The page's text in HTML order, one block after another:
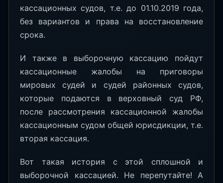
кассационных судов, т.е. до 01.10.2019 года,
без вариантов и права на восстановление
срока.
И также в выборочную кассацию пойдут
кассационные жалобы на приговоры
мировых судей и судей районных судов,
которые подаются в верховный суд РФ,
после рассмотрения кассационной жалобы
кассационным судом общей юрисдикции, т.е.
вторая кассация.
Вот такая история с этой сплошной и
выборочной кассацией. Не перепутайте! А